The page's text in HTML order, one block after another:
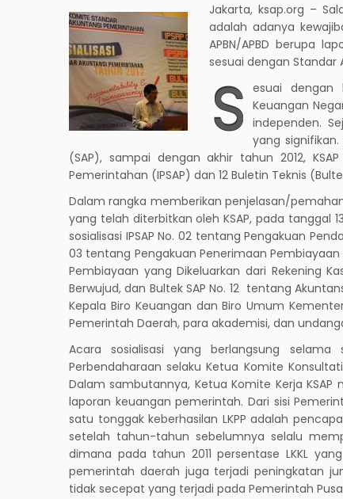
Jakarta, ksap.org –
adalah adanya
APBN/APBD berupa
sesuai dengan Standar
S
esuai dengan
Keuangan
independen.
yang
(SAP), sampai dengan akhir tahun 2012,
Pemerintahan (IPSAP) dan 12 Buletin Teknis
Dalam rangka memberikan penjelasan/
yang telah diterbitkan oleh KSAP, pada tanggal
sosialisasi IPSAP No. 02 tentang Pengakuan
03 tentang Pengakuan Penerimaan
Pembiayaan yang Dikeluarkan dari Rekening
Berwujud, dan Bultek SAP No. 12 tentang
Kepala Biro Keuangan dan Biro Umum
Pemerintah Daerah, para akademisi, dan
Acara sosialisasi yang berlangsung
Perbendaharaan selaku Ketua Komite
Dalam sambutannya, Ketua Komite Kerja KSAP
laporan keuangan pemerintah. Dari sisi
satu tonggak keberhasilan LKPP adalah
setelah tahun-tahun sebelumnya selalu
dimana pada tahun 2011 persentase LKKL
pemerintah daerah juga terjadi peningkatan
tidak secepat yang terjadi pada Pemerintah